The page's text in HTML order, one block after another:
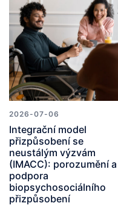
2026-07-06
Integrační model
přizpůsobení se
neustálým výzvám
(IMACC): porozumění a
podpora
biopsychosociálního
přizpůsobení